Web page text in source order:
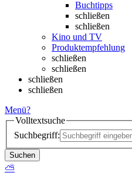
Buchtipps
schließen
schließen
Kino und TV
Produktempfehlung
schließen
schließen
schließen
schließen
Menü?
Volltextsuche
Suchbegriff:
Suchen
⛅